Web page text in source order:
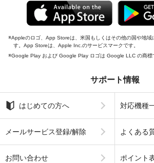
Appleのロゴ、App Storeは、米国もしくはその他の国や地
す。App Storeは、Apple Inc.のサービスマークです。
Google Play および Google Play ロゴは Google LLC の商標
サポート情報
はじめての方へ 対応機種
メールサービス登録/解除 よくある
お問い合わせ ポイント